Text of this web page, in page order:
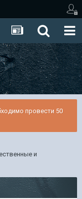
провести 50
и